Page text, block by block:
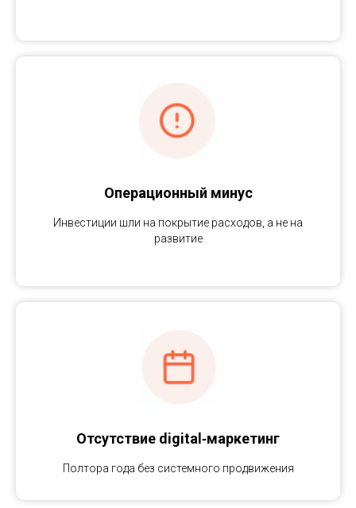
Операционный минус
Инвестиции шли на покрытие расходов, а не на
развитие
Отсутствие digital‑маркетинг
Полтора года без системного продвижения